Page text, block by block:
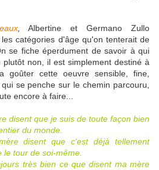
,
Albertine et Germano Zullo
catégories d'âge qu'on tenterait de
se fiche éperdument de savoir à qui
non, il est simplement destiné à
goûter cette oeuvre sensible, fine,
se penche sur le chemin parcouru,
encore à faire...
disent que je suis de toute façon bien
du monde.
disent que c'est déjà tellement
tour de soi-même.
très bien ce que disent ma mère